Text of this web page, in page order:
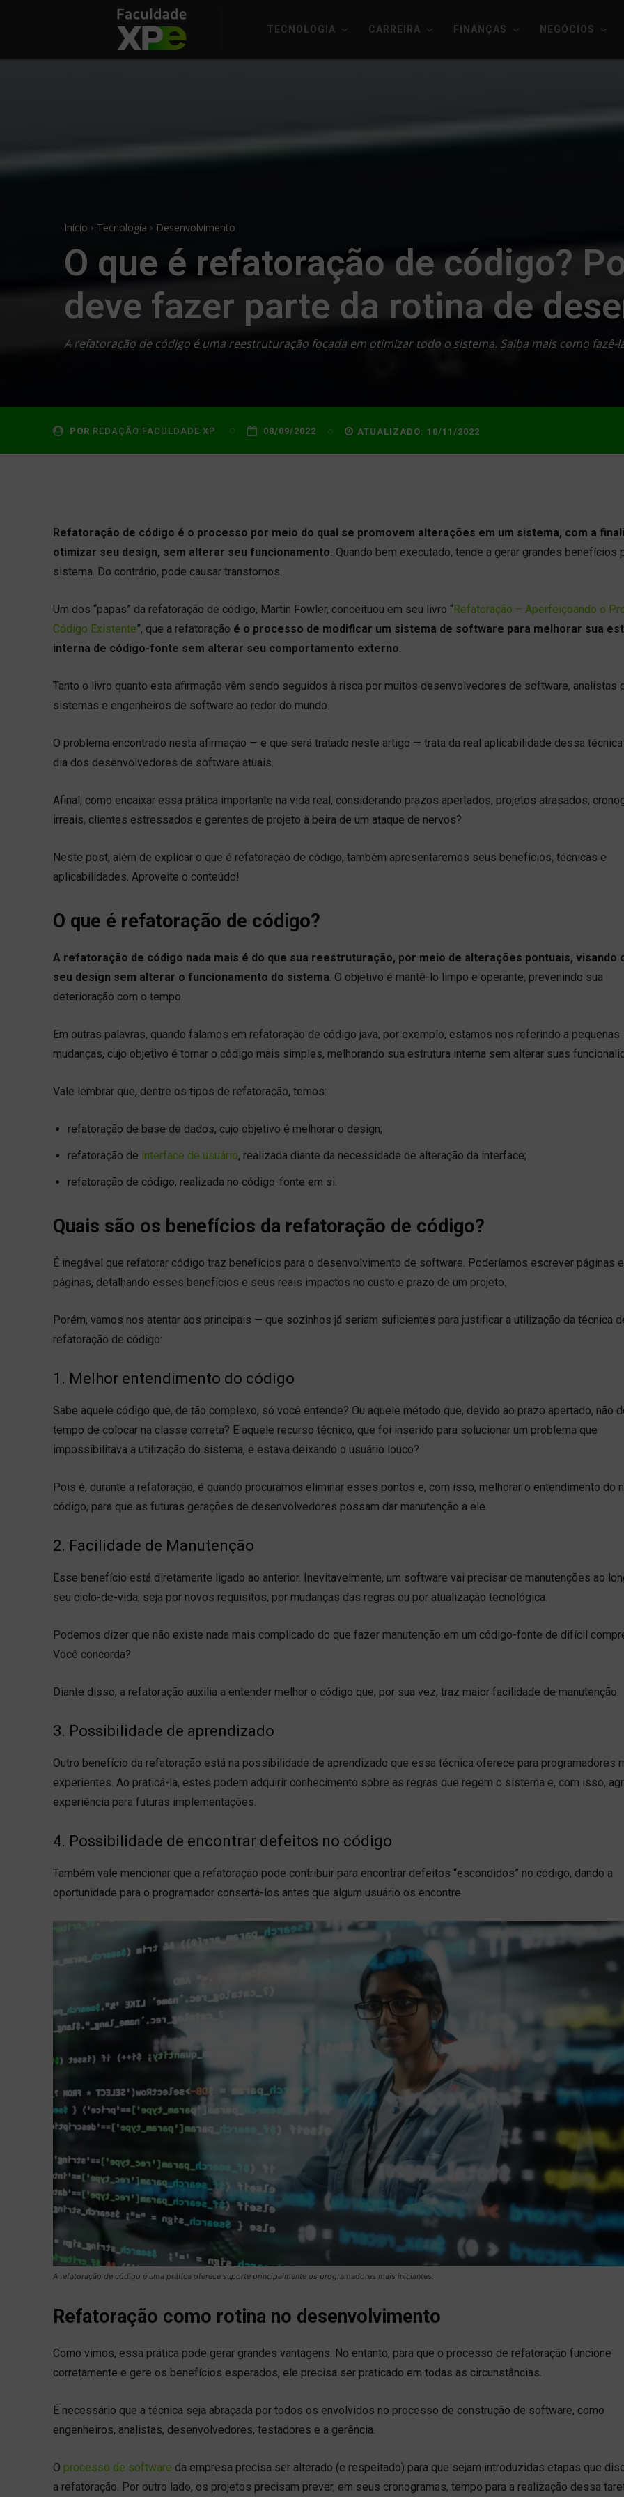
TECNOLOGIA CARREIRA FINANÇAS NEGÓCIOS
Início Tecnologia Desenvolvimento
O que é refatoração de código?
deve fazer parte da rotina de
A refatoração de código é uma reestruturação focada em otimizar todo o sistema. Saiba mais como fazê-
POR REDAÇÃO FACULDADE XP 08/09/2022 ATUALIZADO: 10/11/2022
Refatoração de código é o processo por meio do qual se promovem alterações em um sistema, com a
otimizar seu design, sem alterar seu funcionamento. Quando bem executado, tende a gerar grandes benefícios
sistema. Do contrário, pode causar transtornos.
Um dos “papas” da refatoração de código, Martin Fowler, conceituou em seu livro “Refatoração – Aperfeiçoando o
Código Existente”, que a refatoração é o processo de modificar um sistema de software para melhorar sua
interna de código-fonte sem alterar seu comportamento externo
Tanto o livro quanto esta afirmação vêm sendo seguidos à risca por muitos desenvolvedores de software, analistas
sistemas e engenheiros de software ao redor do mundo.
O problema encontrado nesta afirmação — e que será tratado neste artigo — trata da real aplicabilidade dessa técnica
dia dos desenvolvedores de software atuais.
Afinal, como encaixar essa prática importante na vida real, considerando prazos apertados, projetos atrasados,
irreais, clientes estressados e gerentes de projeto à beira de um ataque de nervos?
Neste post, além de explicar o que é refatoração de código, também apresentaremos seus benefícios, técnicas e
aplicabilidades. Aproveite o conteúdo!
O que é refatoração de código?
A refatoração de código nada mais é do que sua reestruturação, por meio de alterações pontuais, visando
seu design sem alterar o funcionamento do sistema . O objetivo é mantê-lo limpo e operante, prevenindo sua
deterioração com o tempo.
Em outras palavras, quando falamos em refatoração de código java, por exemplo, estamos nos referindo a pequenas
mudanças, cujo objetivo é tornar o código mais simples, melhorando sua estrutura interna sem alterar suas
Vale lembrar que, dentre os tipos de refatoração, temos:
refatoração de base de dados, cujo objetivo é melhorar o design;
refatoração de interface de usuário, realizada diante da necessidade de alteração da interface;
refatoração de código, realizada no código-fonte em si.
Quais são os benefícios da refatoração de código?
É inegável que refatorar código traz benefícios para o desenvolvimento de software. Poderíamos escrever páginas
páginas, detalhando esses benefícios e seus reais impactos no custo e prazo de um projeto.
Porém, vamos nos atentar aos principais — que sozinhos já seriam suficientes para justificar a utilização da técnica
refatoração de código:
1. Melhor entendimento do código
Sabe aquele código que, de tão complexo, só você entende? Ou aquele método que, devido ao prazo apertado, não
tempo de colocar na classe correta? E aquele recurso técnico, que foi inserido para solucionar um problema que
impossibilitava a utilização do sistema, e estava deixando o usuário louco?
Pois é, durante a refatoração, é quando procuramos eliminar esses pontos e, com isso, melhorar o entendimento do
código, para que as futuras gerações de desenvolvedores possam dar manutenção a ele.
2. Facilidade de Manutenção
Esse benefício está diretamente ligado ao anterior. Inevitavelmente, um software vai precisar de manutenções ao
seu ciclo-de-vida, seja por novos requisitos, por mudanças das regras ou por atualização tecnológica.
Podemos dizer que não existe nada mais complicado do que fazer manutenção em um código-fonte de difícil
Você concorda?
Diante disso, a refatoração auxilia a entender melhor o código que, por sua vez, traz maior facilidade de manutenção.
3. Possibilidade de aprendizado
Outro benefício da refatoração está na possibilidade de aprendizado que essa técnica oferece para programadores
experientes. Ao praticá-la, estes podem adquirir conhecimento sobre as regras que regem o sistema e, com isso,
experiência para futuras implementações.
4. Possibilidade de encontrar defeitos no código
Também vale mencionar que a refatoração pode contribuir para encontrar defeitos “escondidos” no código, dando a
oportunidade para o programador consertá-los antes que algum usuário os encontre.
A refatoração de código é uma prática oferece suporte principalmente os programadores mais iniciantes.
Refatoração como rotina no desenvolvimento
Como vimos, essa prática pode gerar grandes vantagens. No entanto, para que o processo de refatoração funcione
corretamente e gere os benefícios esperados, ele precisa ser praticado em todas as circunstâncias.
É necessário que a técnica seja abraçada por todos os envolvidos no processo de construção de software, como
engenheiros, analistas, desenvolvedores, testadores e a gerência.
O processo de software da empresa precisa ser alterado (e respeitado) para que sejam introduzidas etapas que
a refatoração. Por outro lado, os projetos precisam prever, em seus cronogramas, tempo para a realização dessa